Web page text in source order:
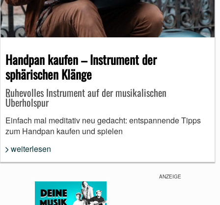
Handpan kaufen – Instrument der
sphärischen Klänge
Ruhevolles Instrument auf der musikalischen
Überholspur
Einfach mal meditativ neu gedacht: entspannende Tipps
zum Handpan kaufen und spielen
weiterlesen